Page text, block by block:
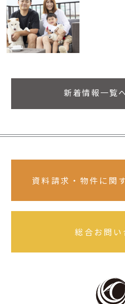
新着情報一覧
資料請求・物件に関
総合お問い